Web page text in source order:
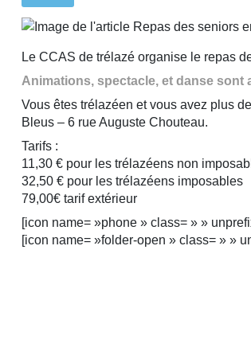
Le CCAS de trélazé organise le repas
Animations, spectacle, et danse sont
Vous êtes trélazéen et vous avez plus
Bleus – 6 rue Auguste Chouteau.
Tarifs :
11,30 € pour les trélazéens non
32,50 € pour les trélazéens imposables
79,00€ tarif extérieur
[icon name= »phone » class= » »
[icon name= »folder-open » class= » »